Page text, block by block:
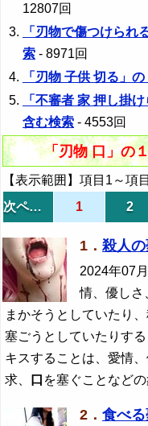
12807回
「刃物で傷つけられ
索 - 8971回
「刃物 子供 切る」
「不審者 家 押し掛
含む検索 - 4553回
「刃物 口」の
【表示範囲】項目1～項
次ページ
1 2
1． 殺人
2024年07
情、優しさ
まかそうとしていたり
塞ごうとしていたりす
キスすることは、愛情
求、
口 を塞ぐことなどの
2． 食べ